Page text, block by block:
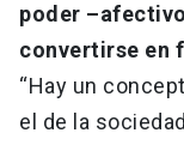
poder
convertirse en
“Hay un
el de la